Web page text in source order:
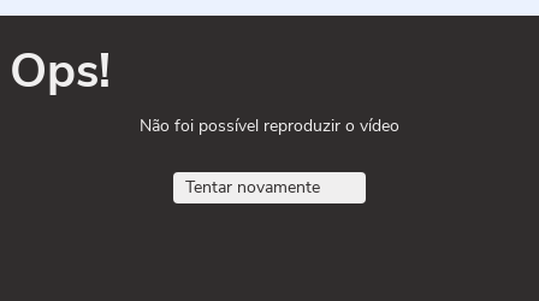
Ops!
Não foi possível reproduzir o vídeo
Tentar novamente